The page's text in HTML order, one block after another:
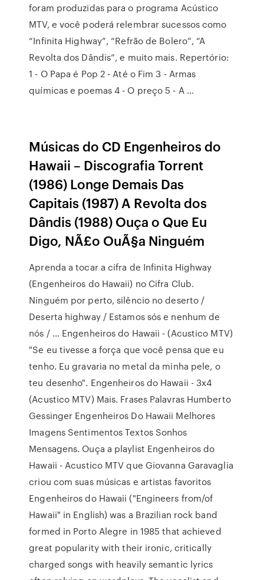
foram produzidas para o programa Acústico
MTV, e você poderá relembrar sucessos como
“Infinita Highway”, “Refrão de Bolero”, “A
Revolta dos Dândis”, e muito mais. Repertório:
1 - O Papa é Pop 2 - Até o Fim 3 - Armas
químicas e poemas 4 - O preço 5 - A …
Músicas do CD Engenheiros do
Hawaii – Discografia Torrent
(1986) Longe Demais Das
Capitais (1987) A Revolta dos
Dândis (1988) Ouça o Que Eu
Digo, NÃ£o OuÃ§a Ninguém
Aprenda a tocar a cifra de Infinita Highway
(Engenheiros do Hawaii) no Cifra Club.
Ninguém por perto, silêncio no deserto /
Deserta highway / Estamos sós e nenhum de
nós / … Engenheiros do Hawaii - (Acustico MTV)
"Se eu tivesse a força que você pensa que eu
tenho. Eu gravaria no metal da minha pele, o
teu desenho". Engenheiros do Hawaii - 3x4
(Acustico MTV) Mais. Frases Palavras Humberto
Gessinger Engenheiros Do Hawaii Melhores
Imagens Sentimentos Textos Sonhos
Mensagens. Ouça a playlist Engenheiros do
Hawaii - Acustico MTV que Giovanna Garavaglia
criou com suas músicas e artistas favoritos
Engenheiros do Hawaii ("Engineers from/of
Hawaii" in English) was a Brazilian rock band
formed in Porto Alegre in 1985 that achieved
great popularity with their ironic, critically
charged songs with heavily semantic lyrics